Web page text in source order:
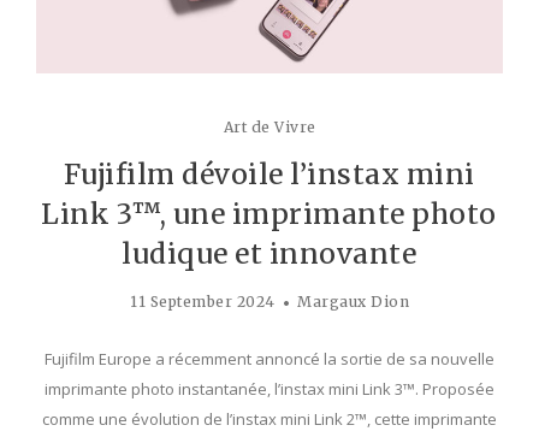
Art de Vivre
Fujifilm dévoile l’instax mini
Link 3™, une imprimante photo
ludique et innovante
11 September 2024 Margaux Dion
Fujifilm Europe a récemment annoncé la sortie de sa nouvelle
imprimante photo instantanée, l’instax mini Link 3™. Proposée
comme une évolution de l’instax mini Link 2™, cette imprimante